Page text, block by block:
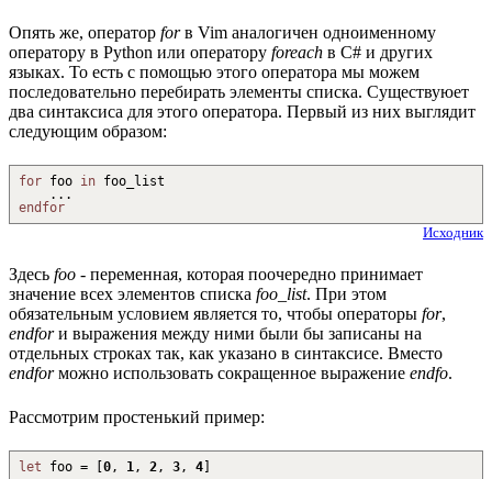
Опять же, оператор forв Vim аналогичен одноименному
оператору в Python или оператору foreach в C# и других
языках. То есть с помощью этого оператора мы можем
последовательно перебирать элементы списка. Существуюет
два синтаксиса для этого оператора. Первый из них выглядит
следующим образом:
for foo in foo_list
...
endfor
Исходник
Здесь foo - переменная, которая поочередно принимает
значение всех элементов списка foo_list. При этом
обязательным условием является то, чтобы операторы for,
endforи выражения между ними были бы записаны на
отдельных строках так, как указано в синтаксисе. Вместо
endforможно использовать сокращенное выражение endfo.
Рассмотрим простенький пример:
let foo = 0, 1, 2, 3, 4